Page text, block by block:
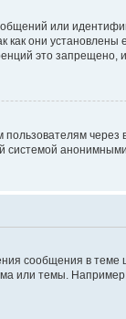
или
они
это
системой
сообщения в теме
или темы.